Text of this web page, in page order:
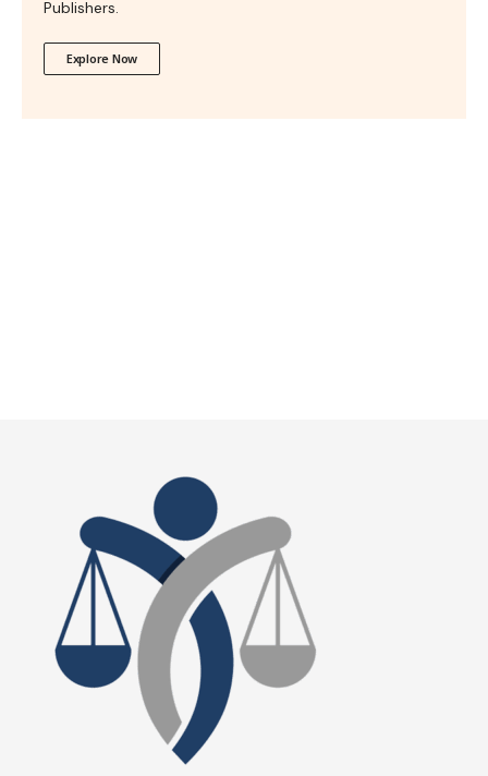
Publishers.
Explore Now